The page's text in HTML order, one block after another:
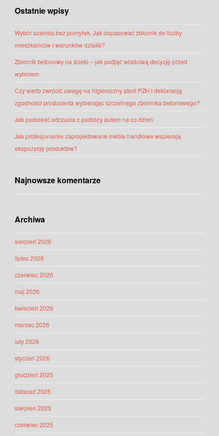
Ostatnie wpisy
Wybór szamba bez pomyłek. Jak dopasować zbiornik do liczby
mieszkańców i warunków działki?
Zbiornik betonowy na ścieki – jak podjąć właściwą decyzję przed
wyborem
Czy warto zwrócić uwagę na higieniczny atest PZH i deklaracją
zgodności producenta wybierając szczelnego zbiornika betonowego?
Jak podnieść odczucia z podróży autem na co dzień
Jak profesjonalnie zaprojektowane meble handlowe wspierają
ekspozycję produktów?
Najnowsze komentarze
Archiwa
sierpień 2026
lipiec 2026
czerwiec 2026
maj 2026
kwiecień 2026
marzec 2026
luty 2026
styczeń 2026
grudzień 2025
listopad 2025
sierpień 2025
czerwiec 2025